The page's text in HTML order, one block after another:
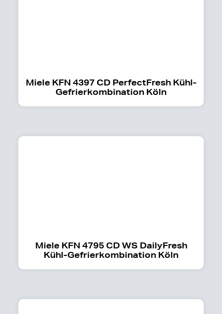
Miele KFN 4397 CD PerfectFresh Kühl-
Gefrierkombination Köln
Miele KFN 4795 CD WS DailyFresh
Kühl-Gefrierkombination Köln